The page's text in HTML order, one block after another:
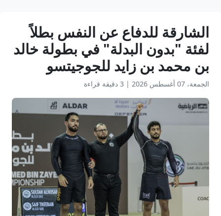
الشارقة للدفاع عن النفس بطلاً
لفئة "بدون البدلة" في بطولة خالد
بن محمد بن زايد للجوجيتسو
الجمعة، 07 أغسطس 2026 | 3 دقيقة قراءة